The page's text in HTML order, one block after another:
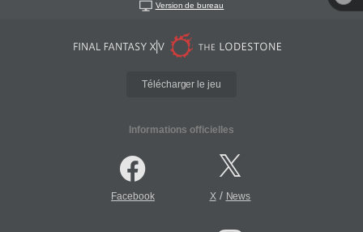
Version de bureau
Télécharger le jeu
Informations officielles
Facebook X/ News